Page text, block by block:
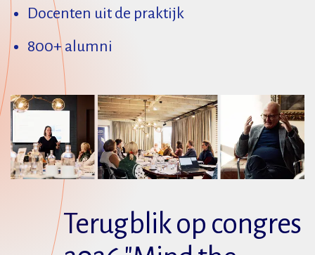
Docenten uit de praktijk
800+ alumni
Terugblik op congres